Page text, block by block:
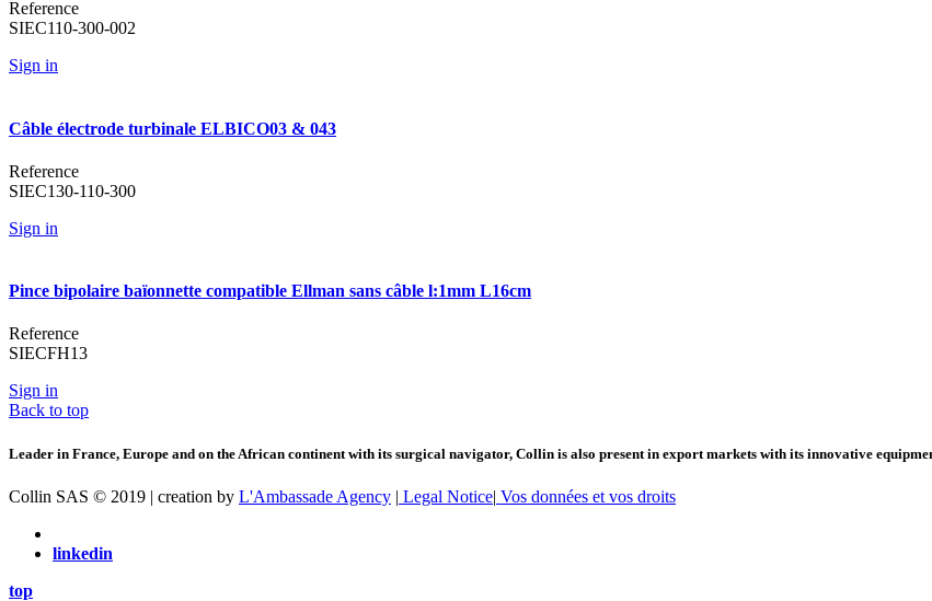
Reference
SIEC110-300-002
Sign in
Câble électrode turbinale ELBICO03 & 043
Reference
SIEC130-110-300
Sign in
Pince bipolaire baïonnette compatible Ellman sans câble l:1mm L16cm
Reference
SIECFH13
Sign in
Back to top
Leader in France, Europe and on the African continent with its surgical navigator, Collin is also present in export markets with its innovative
Collin SAS © 2019 | creation by L'Ambassade Agency | Legal Notice| Vos données et vos droits
linkedin
top